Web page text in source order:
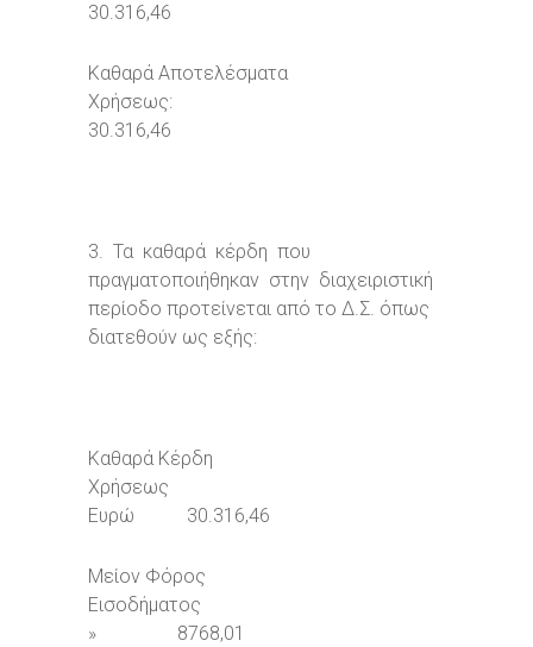
30.316,46
Καθαρά Αποτελέσματα
Χρήσεως:
30.316,46
3. Τα καθαρά κέρδη που
πραγματοποιήθηκαν στην διαχειριστική
περίοδο προτείνεται από το Δ.Σ. όπως
διατεθούν ως εξής:
Καθαρά Κέρδη
Χρήσεως
Ευρώ 30.316,46
Μείον Φόρος
Εισοδήματος
» 8768,01